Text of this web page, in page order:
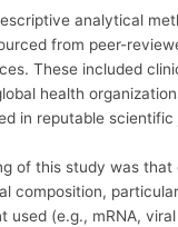
analytical
from peer-
These included
health
in reputable scientific
of this study was that
composition,
used (e.g., mRNA,